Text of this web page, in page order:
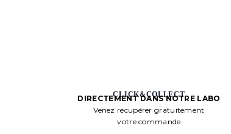
CLICK&COLLECT
DIRECTEMENT DANS NOTRE LABO
Venez récupérer gratuitement
votre commande